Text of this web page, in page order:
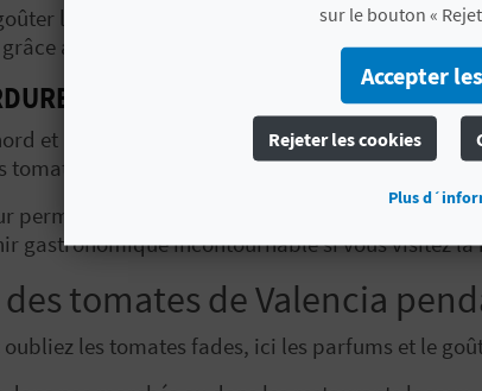
la tomate d’El Perelló à
Suecaou encore
au climat des côtes ou encore la tomate du
: LA TOMATA DE PENJAR D’ALCALÀ
et plus exactement dans la province de
tomates cousues à la main sont accrochées sur
permet de
gastronomique incontournable si vous visitez la
tomates de Valencia
oubliez les tomates fades, ici les parfums et le
sur le bouton «
Accepter
Rejeter les cookies
Plus